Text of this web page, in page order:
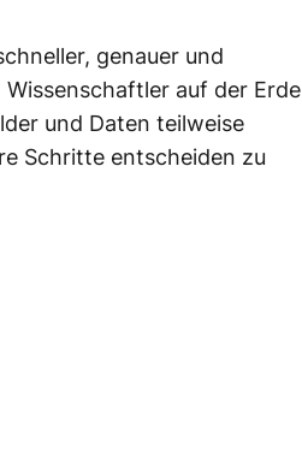
genauer und
auf der Erde
und Daten teilweise
Schritte entscheiden zu